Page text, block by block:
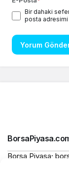
Bir dahaki
posta adresimi
Yorum
Borsa Piyasa;
alanlarında
içerikler sunan